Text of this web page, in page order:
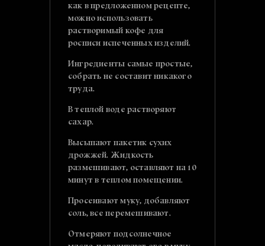
как в предложенном рецепте,
можно использовать
растворимый кофе для
росписи испеченных изделий.
Ингредиенты самые простые,
собрать не составит никакого
труда.
В теплой воде растворяют
сахар.
Высыпают пакетик сухих
дрожжей. Жидкость
размешивают, оставляют на 10
минут в теплом помещении.
Просеивают муку, добавляют
соль, все перемешивают.
Отмеряют подсолнечное